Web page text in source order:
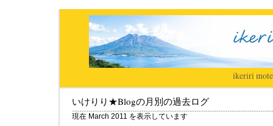
ikeriri|
いけりり★Blogの月別の過去ログ
現在 March 2011 を表示しています